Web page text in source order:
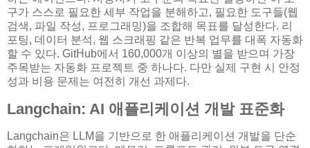
구가 스스로 필요한 세부 작업을 분해하고, 필요한 도구들(웹
검색, 파일 작성, 프로그래밍)을 조합해 목표를 달성한다. 리
포팅, 데이터 분석, 웹 스크래핑 같은 반복 업무를 대폭 자동화
할 수 있다. GitHub에서 160,000개 이상의 별을 받으며 가장
주목받는 자동화 프로젝트 중 하나다. 다만 실제 구현 시 안정
성과 비용 문제는 여전히 개선 과제다.
Langchain: AI 애플리케이션 개발 표준화
Langchain은 LLM을 기반으로 한 애플리케이션 개발을 단순